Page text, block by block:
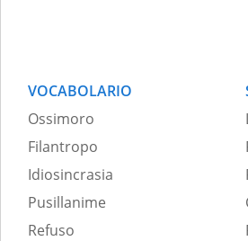
VOCABOLARIO
Ossimoro
Filantropo
Idiosincrasia
Pusillanime
Refuso